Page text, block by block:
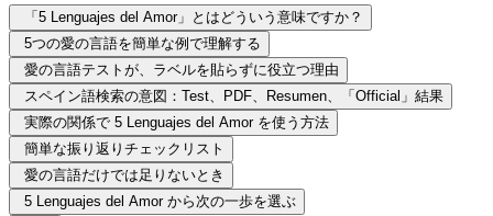
「5 Lenguajes del Amor」とはどういう意味ですか？
5つの愛の言語を簡単な例で理解する
愛の言語テストが、ラベルを貼らずに役立つ理由
スペイン語検索の意図：Test、PDF、Resumen、「Official」結果
実際の関係で 5 Lenguajes del Amor を使う方法
簡単な振り返りチェックリスト
愛の言語だけでは足りないとき
5 Lenguajes del Amor から次の一歩を選ぶ